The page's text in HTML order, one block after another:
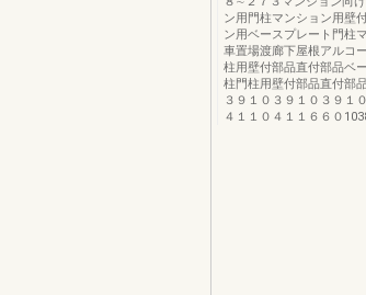
ン用門柱マンション用壁
ン用ベースプレート門柱
車置場渡廊下屋根アルコ
柱用壁付部品直付部品ベ
柱門柱用壁付部品直付部
３９１０３９１０３９１
４１１０４１１６６０